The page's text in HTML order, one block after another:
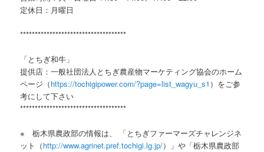
定休日：月曜日
************************************
「とちぎ和牛」
提供店：一般社団法人とちぎ農産物マーケティング協会のホーム
ページ（https://tochigipower.com/?page=list_wagyu_s1 ）をご参
考にして下さい
************************************
※ 栃木県農政部の情報は、 「とちぎファーマーズチャレンジネ
ット（http://www.agrinet.pref.tochigi.lg.jp/）」や「栃木県農政部